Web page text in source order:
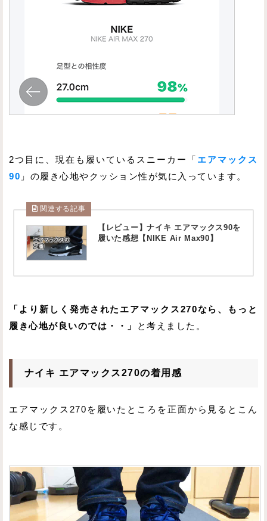
2つ目に、現在も履いているスニーカー「 エアマックス
90 」の履き心地やクッション性が気に入っています。
関連する記事
【レビュー】ナイキ エアマックス90を
履いた感想【NIKE Air Max90】
「より新しく発売されたエアマックス270なら、もっと
履き心地が良いのでは・・」
と考えました。
ナイキ エアマックス270の着用感
エアマックス270を履いたところを正面から見るとこん
な感じです。